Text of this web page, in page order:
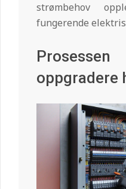
strømbehov
fungerende
oppgradere